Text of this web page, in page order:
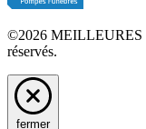
©2026 MEILLEURES
réservés.
fermer